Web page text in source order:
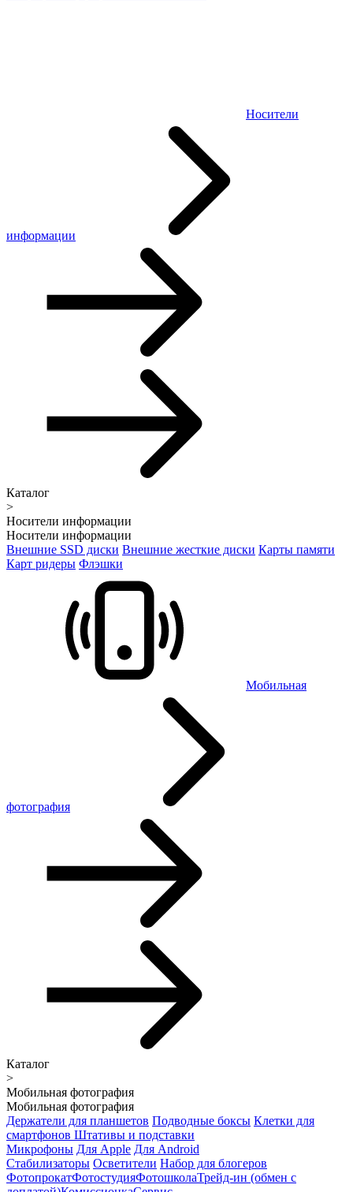
Носители
информации
Каталог
>
Носители информации
Носители информации
Внешние SSD диски Внешние жесткие диски Карты памяти
Карт ридеры Флэшки
Мобильная
фотография
Каталог
>
Мобильная фотография
Мобильная фотография
Держатели для планшетов Подводные боксы Клетки для
смартфонов Штативы и подставки
Микрофоны Для Apple Для Android
Стабилизаторы Осветители Набор для блогеров
ФотопрокатФотостудияФотошколаТрейд-ин (обмен с